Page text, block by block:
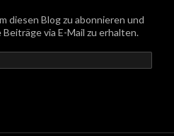
diesen Blog zu abonnieren und
via E-Mail zu erhalten.